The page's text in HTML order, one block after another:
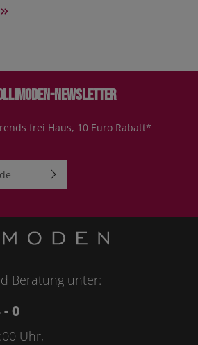
Newsletter
frei Haus, 10 Euro Rabatt*
Zeichen ein*
Beratung unter:
0
Uhr,